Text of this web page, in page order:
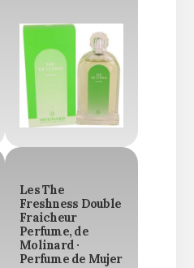
Les The
Freshness Double
Fraicheur
Perfume, de
Molinard ·
Perfume de Mujer